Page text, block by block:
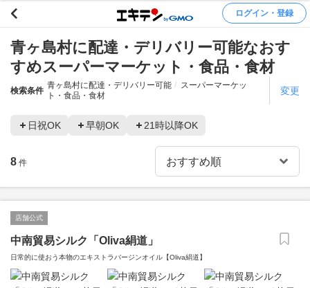
ログイン・登録
青ヶ島村に配達・デリバリー可能なおす
すめスーパーマーケット・食品・食材
検索条件
青ヶ島村に配達・デリバリー可能
スーパーマーケッ
ト・食品・食材
変更
日祝OK 早朝OK 21時以降OK
8 件
店舗公式
中南貿易シルク「Oliva絹道」
日常的に使おう本物のエキストラバージンオイル【Oliva絹道】